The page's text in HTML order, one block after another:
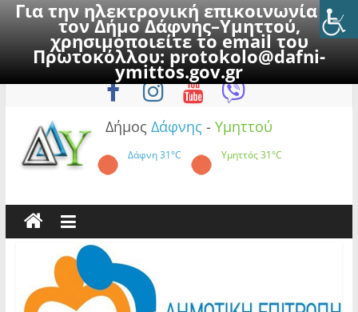
Για την ηλεκτρονική επικοινωνία με
τον Δήμο Δάφνης–Υμηττού,
χρησιμοποιείτε το email του
Πρωτοκόλλου:protokolo@dafni-
ymittos.gov.gr
to
Πέμπτη, 6 Αυγούστου 2026
Δήμος Δάφνης - Υμηττού
Δάφνη31°C Υμηττός31°C